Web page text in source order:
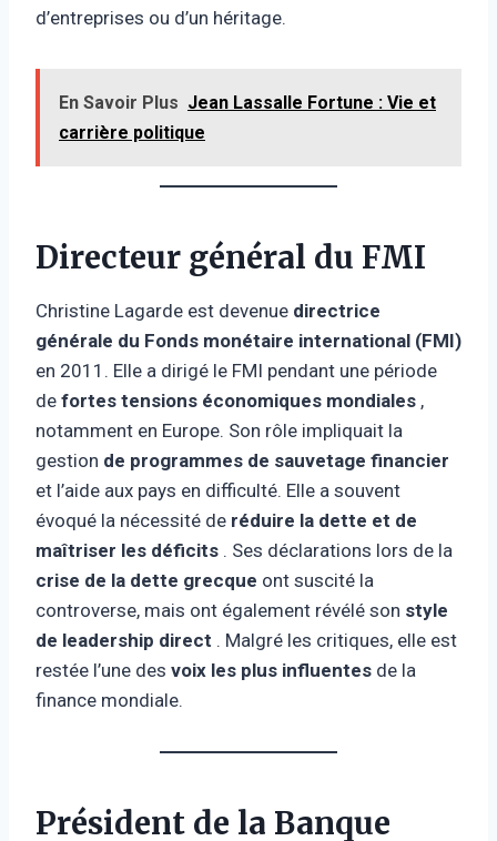
d’entreprises ou d’un héritage.
En Savoir Plus Jean Lassalle Fortune : Vie et
carrière politique
Directeur général du FMI
Christine Lagarde est devenue directrice
générale du Fonds monétaire international (FMI)
en 2011. Elle a dirigé le FMI pendant une période
de fortes tensions économiques mondiales ,
notamment en Europe. Son rôle impliquait la
gestion de programmes de sauvetage financier
et l’aide aux pays en difficulté. Elle a souvent
évoqué la nécessité de réduire la dette et de
maîtriser les déficits . Ses déclarations lors de la
crise de la dette grecque ont suscité la
controverse, mais ont également révélé son style
de leadership direct . Malgré les critiques, elle est
restée l’une des voix les plus influentes de la
finance mondiale.
Président de la Banque